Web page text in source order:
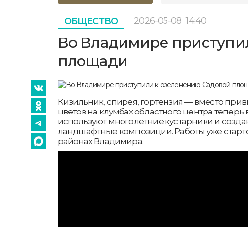
ОБЩЕСТВО 2026-05-08 14:40
Во Владимире
площади
Кизильник, спирея, гортензия — вместо
цветов на клумбах областного центра теперь
используют многолетние кустарники и
ландшафтные композиции. Работы уже
районах Владимира.